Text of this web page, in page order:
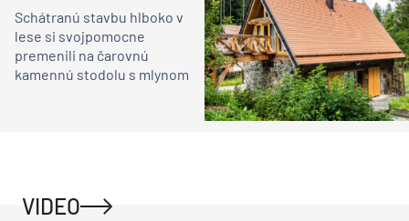
Schátranú stavbu hlboko v
lese si svojpomocne
premenili na čarovnú
kamennú stodolu s mlynom
VIDEO